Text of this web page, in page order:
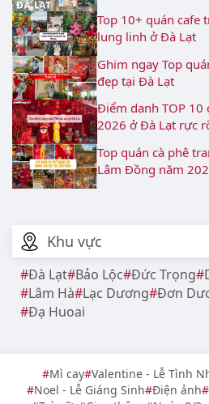
Khu vực
Đà Lạt Bảo Lộc Đức Trọng
Lâm Hà Lạc Dương Đơn
Đạ Huoai
Top 10+ quán cafe
lung linh ở Đà Lạt
Ghim ngay Top
đẹp tại Đà Lạt
Điểm danh TOP 10
2026 ở Đà Lạt rực
Top quán cà phê
Lâm Đồng năm
Mì cay Valentine - Lễ Tình
Noel - Lễ Giáng Sinh Điện ảnh